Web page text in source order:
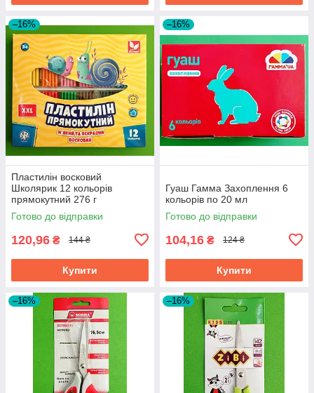
–16%
Пластилін восковий
Школярик 12 кольорів
прямокутний 276 г
Готово до відправки
120,96 ₴ 144 ₴
Купити
–16%
Гуаш Гамма Захоплення 6
кольорів по 20 мл
Готово до відправки
104,16 ₴ 124 ₴
Купити
–16% –16%